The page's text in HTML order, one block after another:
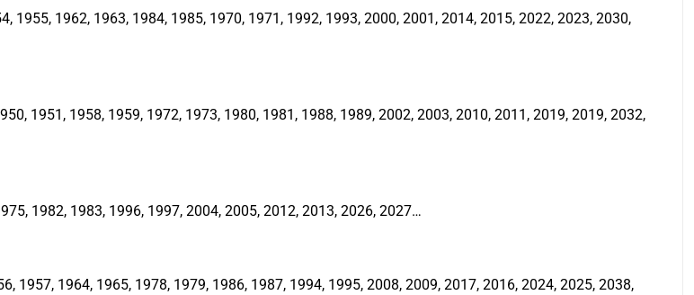
1962, 1963, 1984, 1985, 1970, 1971, 1992, 1993, 2000, 2001, 2014, 2015, 2022, 2023, 2030,
1951, 1958, 1959, 1972, 1973, 1980, 1981, 1988, 1989, 2002, 2003, 2010, 2011, 2019, 2019, 2032,
1982, 1983, 1996, 1997, 2004, 2005, 2012, 2013, 2026, 2027…
1957, 1964, 1965, 1978, 1979, 1986, 1987, 1994, 1995, 2008, 2009, 2017, 2016, 2024, 2025, 2038,